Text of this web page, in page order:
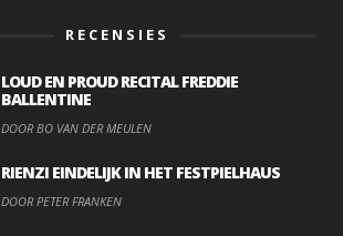
RECENSIES
LOUD EN PROUD RECITAL FREDDIE
BALLENTINE
DOOR BO VAN DER MEULEN
RIENZI EINDELIJK IN HET FESTPIELHAUS
DOOR PETER FRANKEN